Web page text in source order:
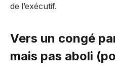
de l’exécutif.
Vers un congé
mais pas aboli